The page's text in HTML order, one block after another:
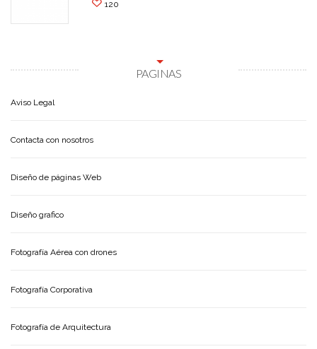
120
PAGINAS
Aviso Legal
Contacta con nosotros
Diseño de páginas Web
Diseño grafico
Fotografía Aérea con drones
Fotografía Corporativa
Fotografía de Arquitectura